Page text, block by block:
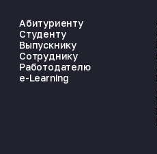
Абитуриенту
Студенту
Выпускнику
Сотруднику
Работодателю
e-Learning